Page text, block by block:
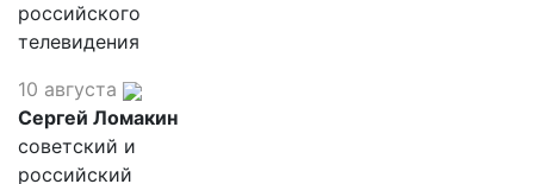
российского
телевидения
10 августа
Сергей Ломакин
советский и
российский